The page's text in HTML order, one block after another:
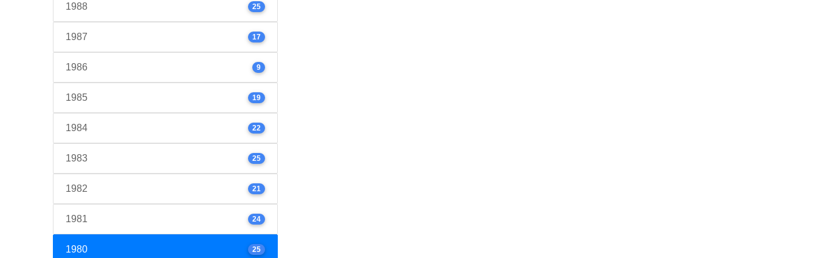
1988 25
1987 17
1986 9
1985 19
1984 22
1983 25
1982 21
1981 24
1980 25